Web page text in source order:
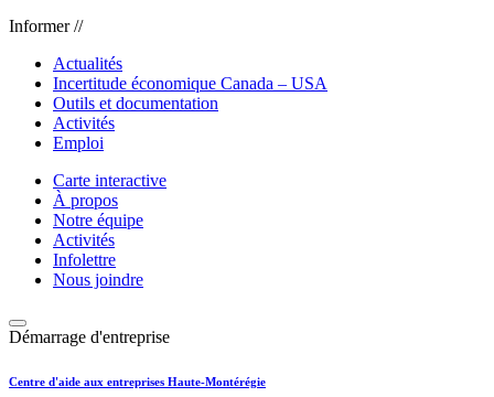
Informer //
Actualités
Incertitude économique Canada – USA
Outils et documentation
Activités
Emploi
Carte interactive
À propos
Notre équipe
Activités
Infolettre
Nous joindre
Démarrage d'entreprise
Centre d'aide aux entreprises Haute-Montérégie